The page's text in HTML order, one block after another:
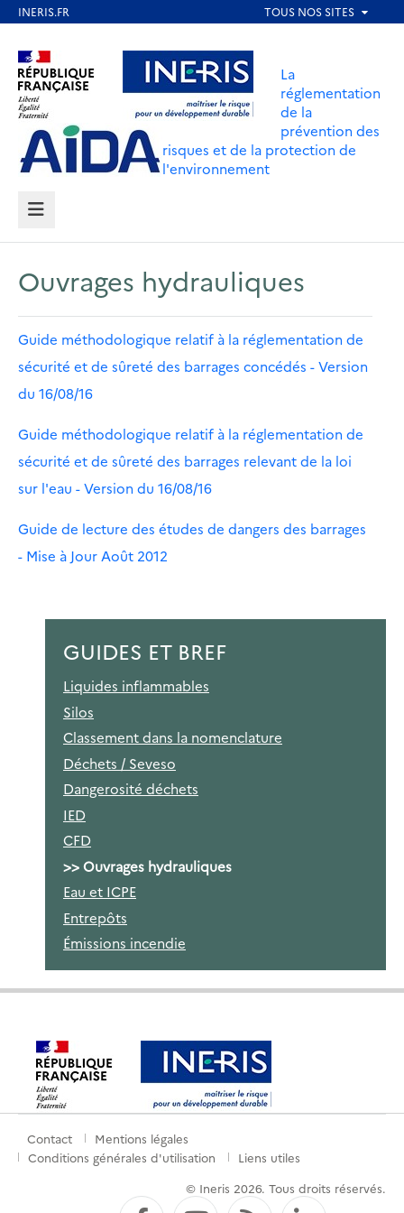
contenu
principal
Aller au contenu Aller au menu
Aller au pied de page
La
réglementation
de la
prévention des
risques et de la protection de
l'environnement
MENU
Ouvrages hydrauliques
Guide méthodologique relatif à la réglementation de
sécurité et de sûreté des barrages concédés - Version
du 16/08/16
Guide méthodologique relatif à la réglementation de
sécurité et de sûreté des barrages relevant de la loi
sur l'eau - Version du 16/08/16
Guide de lecture des études de dangers des barrages
- Mise à Jour Août 2012
GUIDES ET BREF
Liquides inflammables
Silos
Classement dans la nomenclature
Déchets / Seveso
Dangerosité déchets
IED
CFD
Ouvrages hydrauliques
Eau et ICPE
Entrepôts
Émissions incendie
Menu
Contact
Mentions légales
Conditions générales d'utilisation
Liens utiles
© Ineris 2026. Tous droits réservés.